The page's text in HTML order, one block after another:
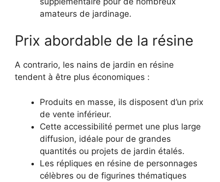
amateurs de jardinage.
Prix abordable de la résine
A contrario, les nains de jardin en résine
tendent à être plus économiques :
Produits en masse, ils disposent d’un prix
de vente inférieur.
Cette accessibilité permet une plus large
diffusion, idéale pour de grandes
quantités ou projets de jardin étalés.
Les répliques en résine de personnages
célèbres ou de figurines thématiques